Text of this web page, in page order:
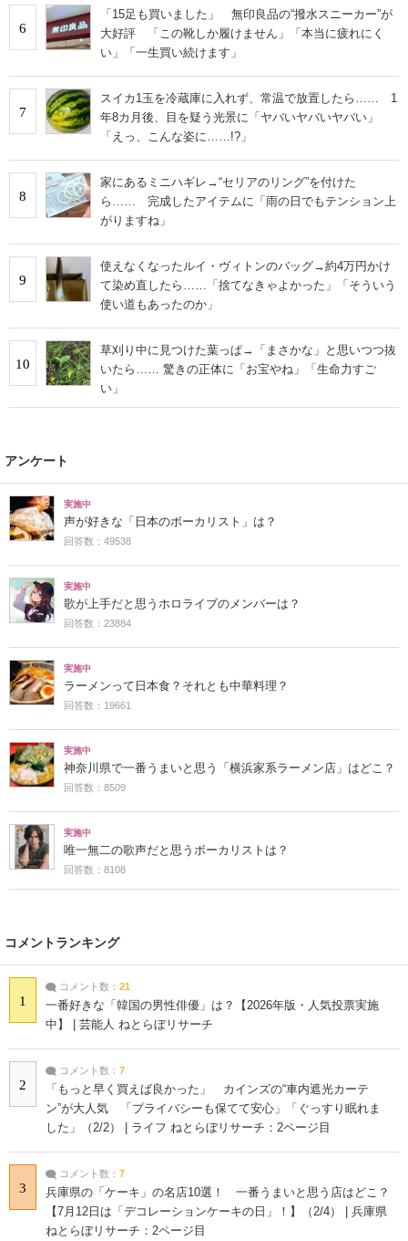
6
「15足も買いました」 無印良品の“撥水スニーカー”が
大好評 「この靴しか履けません」「本当に疲れにく
い」「一生買い続けます」
7
スイカ1玉を冷蔵庫に入れず、常温で放置したら…… 1
年8カ月後、目を疑う光景に「ヤバいヤバいヤバい」
「えっ、こんな姿に……!?」
8
家にあるミニハギレ→“セリアのリング”を付けた
ら…… 完成したアイテムに「雨の日でもテンション上
がりますね」
9
使えなくなったルイ・ヴィトンのバッグ→約4万円かけ
て染め直したら……「捨てなきゃよかった」「そういう
使い道もあったのか」
10
草刈り中に見つけた葉っぱ→「まさかな」と思いつつ抜
いたら…… 驚きの正体に「お宝やね」「生命力すご
い」
アンケート
実施中
声が好きな「日本のボーカリスト」は？
回答数：49538
実施中
歌が上手だと思うホロライブのメンバーは？
回答数：23884
実施中
ラーメンって日本食？それとも中華料理？
回答数：19661
実施中
神奈川県で一番うまいと思う「横浜家系ラーメン店」はどこ？
回答数：8509
実施中
唯一無二の歌声だと思うボーカリストは？
回答数：8108
コメントランキング
1
コメント数： 21
一番好きな「韓国の男性俳優」は？【2026年版・人気投票実施
中】 | 芸能人 ねとらぼリサーチ
2
コメント数： 7
「もっと早く買えば良かった」 カインズの“車内遮光カーテ
ン”が大人気 「プライバシーも保てて安心」「ぐっすり眠れま
した」（2/2） | ライフ ねとらぼリサーチ：2ページ目
3
コメント数： 7
兵庫県の「ケーキ」の名店10選！ 一番うまいと思う店はどこ？
【7月12日は「デコレーションケーキの日」！】（2/4） | 兵庫県
ねとらぼリサーチ：2ページ目